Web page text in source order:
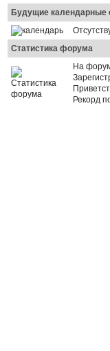
Будущие календарные
Статистика форума
На
Рекорд